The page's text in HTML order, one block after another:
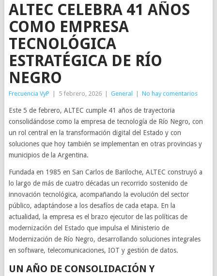
ALTEC CELEBRA 41 AÑOS
COMO EMPRESA
TECNOLÓGICA
ESTRATÉGICA DE RÍO
NEGRO
Frecuencia VyP 5 febrero, 2026 General No hay comentarios
Este 5 de febrero, ALTEC cumple 41 años de trayectoria
consolidándose como la empresa de tecnología de Río Negro, con
un rol central en la transformación digital del Estado y con
soluciones que hoy también se implementan en otras provincias y
municipios de la Argentina.
Fundada en 1985 en San Carlos de Bariloche, ALTEC construyó a
lo largo de más de cuatro décadas un recorrido sostenido de
innovación tecnológica, acompañando la evolución del sector
público, adaptándose a los desafíos de cada etapa. En la
actualidad, la empresa es el brazo ejecutor de las políticas de
modernización del Estado que impulsa el Ministerio de
Modernización de Río Negro, desarrollando soluciones integrales
en software, telecomunicaciones, IOT y gestión de datos.
UN AÑO DE CONSOLIDACIÓN Y